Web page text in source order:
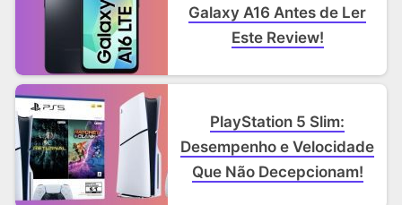
Galaxy A16 Antes de Ler
Este Review!
PlayStation 5 Slim:
Desempenho e Velocidade
Que Não Decepcionam!